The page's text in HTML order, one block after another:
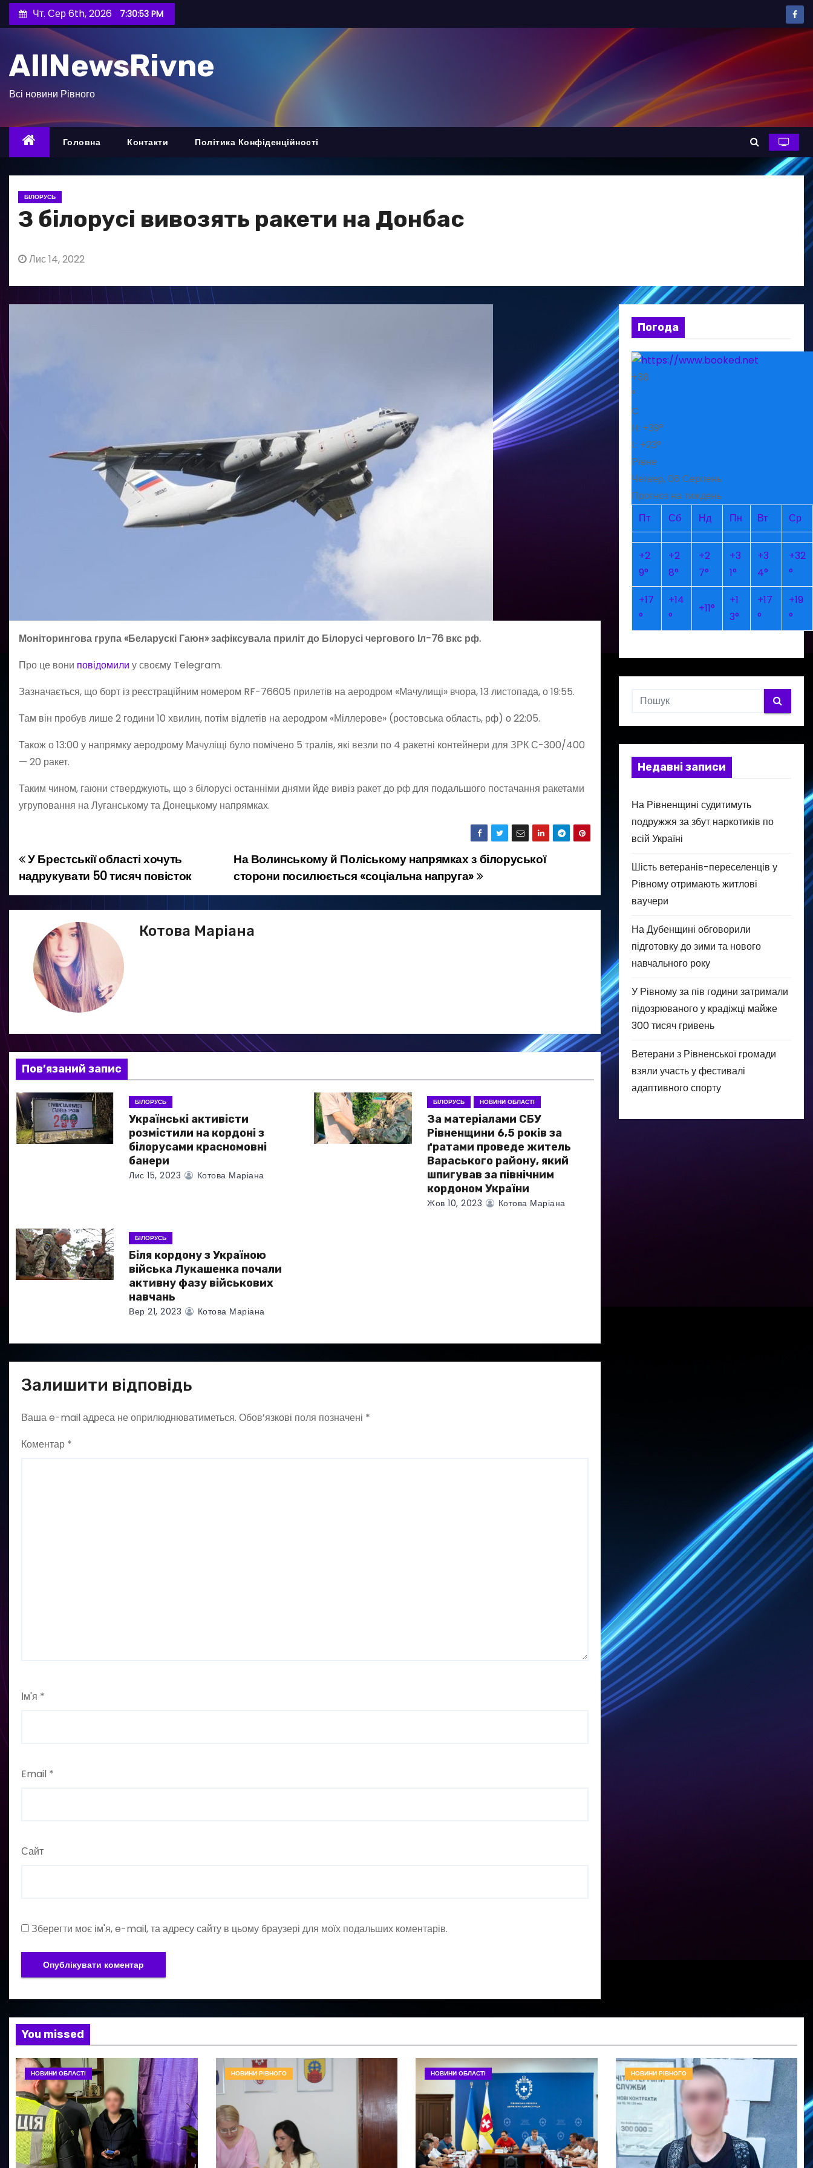
е
д
Чт. Сер 6th, 2026 7:30:55 PM
AllNewsRivne
Всі новини Рівного
Головна Контакти Політика Конфіденційності
БІЛОРУСЬ
З білорусі вивозять ракети на Донбас
Лис 14, 2022
Моніторингова група «Беларускі Гаюн» зафіксувала приліт до Білорусі чергового Іл-76 вкс рф.
Про це вони повідомили у своєму Telegram.
Зазначається, що борт із реєстраційним номером RF-76605 прилетів на аеродром «Мачулищі» вчора, 13 листопада, о 19:55.
Там він пробув лише 2 години 10 хвилин, потім відлетів на аеродром «Міллерове» (ростовська область, рф) о 22:05.
Також о 13:00 у напрямку аеродрому Мачуліщі було помічено 5 тралів, які везли по 4 ракетні контейнери для ЗРК С-300/400
— 20 ракет.
Таким чином, гаюни стверджують, що з білорусі останніми днями йде вивіз ракет до рф для подальшого постачання ракетами
угруповання на Луганському та Донецькому напрямках.
Н
а
в
і
я
з
а
п
в
На Волинському й Поліському напрямках з білоруської
сторони посилюється «соціальна напруга»
У Брестськії області хочуть
надрукувати 50 тисяч повісток
Котова Маріана
Пов’язаний запис
БІЛОРУСЬ
Українські активісти
розмістили на кордоні з
білорусами красномовні
банери
Лис 15, 2023 Котова Маріана
БІЛОРУСЬ НОВИНИ ОБЛАСТІ
За матеріалами СБУ
Рівненщини 6,5 років за
ґратами проведе житель
Вараського району, який
шпигував за північним
кордоном України
Жов 10, 2023 Котова Маріана
БІЛОРУСЬ
Біля кордону з Україною
війська Лукашенка почали
активну фазу військових
навчань
Вер 21, 2023 Котова Маріана
Залишити відповідь
Ваша e-mail адреса не оприлюднюватиметься. Обов’язкові поля позначені *
Коментар *
Ім'я *
Email *
Сайт
Зберегти моє ім'я, e-mail, та адресу сайту в цьому браузері для моїх подальших коментарів.
Погода
+38
°
C
H: +39°
L: +23°
Рівне
Четвер, 06 Серпень
Прогноз на тиждень
Пт
Сб Нд Пн Вт Ср
+2
9°
+2
8°
+2
7°
+3
1°
+3
4°
+32
°
+17
°
+14
°
+11°
+1
3°
+17
°
+19
°
Недавні записи
На Рівненщині судитимуть
подружжя за збут наркотиків по
всій Україні
Шість ветеранів-переселенців у
Рівному отримають житлові
ваучери
На Дубенщині обговорили
підготовку до зими та нового
навчального року
У Рівному за пів години затримали
підозрюваного у крадіжці майже
300 тисяч гривень
Ветерани з Рівненської громади
взяли участь у фестивалі
адаптивного спорту
You missed
НОВИНИ ОБЛАСТІ НОВИНИ РІВНОГО НОВИНИ ОБЛАСТІ НОВИНИ РІВНОГО